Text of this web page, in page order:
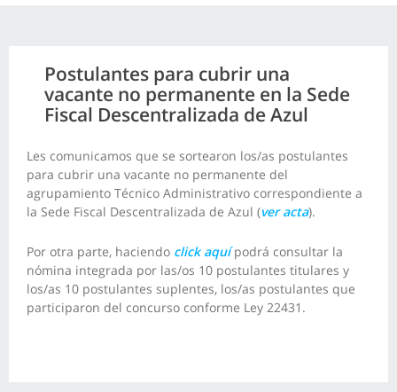
Postulantes para cubrir una
vacante no permanente en la Sede
Fiscal Descentralizada de Azul
Les comunicamos que se sortearon los/as postulantes
para cubrir una vacante no permanente del
agrupamiento Técnico Administrativo correspondiente a
la Sede Fiscal Descentralizada de Azul (ver acta).
Por otra parte, haciendo click aquí podrá consultar la
nómina integrada por las/os 10 postulantes titulares y
los/as 10 postulantes suplentes, los/as postulantes que
participaron del concurso conforme Ley 22431.